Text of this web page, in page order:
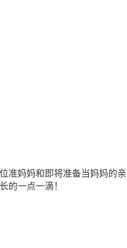
准妈妈和即将准备当妈妈的亲
的一点一滴！